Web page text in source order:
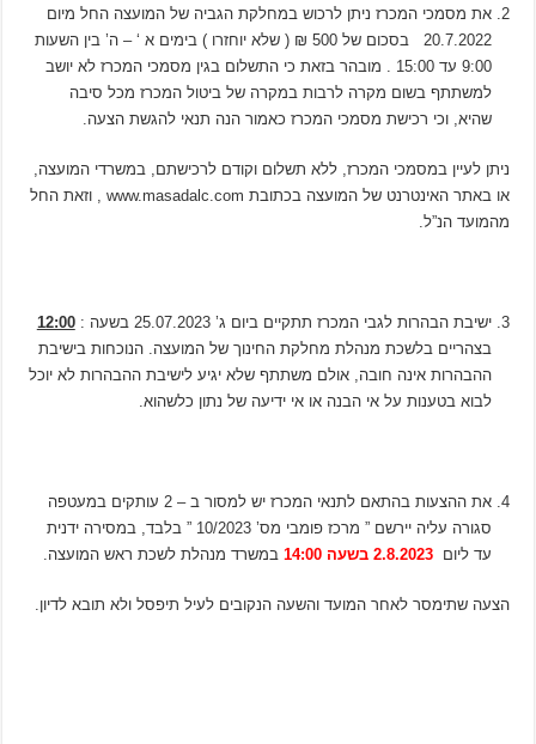
את מסמכי המכרז ניתן לרכוש במחלקת הגביה של המועצה החל מיום
20.7.2022 בסכום של 500 ₪ ( שלא יוחזרו ) בימים א ‘ – ה’ בין השעות
9:00 עד 15:00 . מובהר בזאת כי התשלום בגין מסמכי המכרז לא יושב
למשתתף בשום מקרה לרבות במקרה של ביטול המכרז מכל סיבה
שהיא, וכי רכישת מסמכי המכרז כאמור הנה תנאי להגשת הצעה.
ניתן לעיין במסמכי המכרז, ללא תשלום וקודם לרכישתם, במשרדי המועצה,
או באתר האינטרנט של המועצה בכתובת www.masadalc.com , וזאת החל
מהמועד הנ”ל.
ישיבת הבהרות לגבי המכרז תתקיים ביום ג’ 25.07.2023 בשעה :
12:00
בצהריים בלשכת מנהלת מחלקת החינוך של המועצה. הנוכחות בישיבת
ההבהרות אינה חובה, אולם משתתף שלא יגיע לישיבת ההבהרות לא יוכל
לבוא בטענות על אי הבנה או אי ידיעה של נתון כלשהוא.
את ההצעות בהתאם לתנאי המכרז יש למסור ב – 2 עותקים במעטפה
סגורה עליה יירשם ” מרכז פומבי מס’ 10/2023 ” בלבד, במסירה ידנית
עד ליום2.8.2023 בשעה 14:00 במשרד מנהלת לשכת ראש המועצה.
הצעה שתימסר לאחר המועד והשעה הנקובים לעיל תיפסל ולא תובא לדיון.